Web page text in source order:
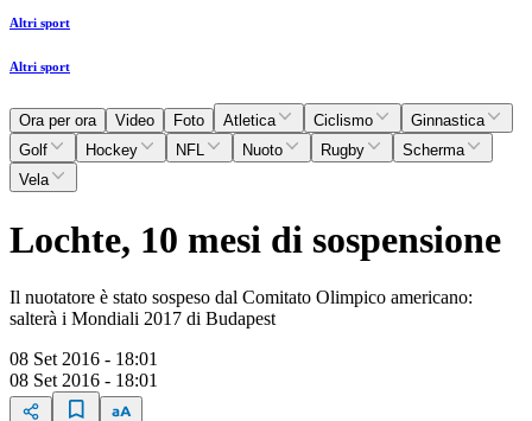
Altri sport
Altri sport
Ora per ora Video Foto Atletica Ciclismo
Ginnastica
Golf
Hockey NFL Nuoto Rugby
Scherma
Vela
Lochte, 10 mesi di sospensione
Il nuotatore è stato sospeso dal Comitato Olimpico americano:
salterà i Mondiali 2017 di Budapest
08 Set 2016 - 18:01
08 Set 2016 - 18:01